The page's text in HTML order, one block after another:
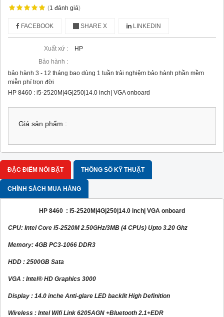
(1 đánh giá)
FACEBOOK SHARE X LINKEDIN
Xuất xứ :
HP
Bảo hành :
bảo hành 3 - 12 tháng bao dùng 1 tuần trải nghiệm bảo hành phần mềm
miễn phí trọn đời
HP 8460 : i5-2520M|4G|250|14.0 inch| VGA onboard
Giá sản phẩm :
ĐẶC ĐIỂM NỔI BẬT THÔNG SỐ KỸ THUẬT
CHÍNH SÁCH MUA HÀNG
HP 8460 : i5-2520M|4G|250|14.0 inch| VGA onboard
CPU: Intel Core i5-2520M 2.50GHz/3MB (4 CPUs) Upto 3.20 Ghz
Memory: 4GB PC3-1066 DDR3
HDD : 2500GB Sata
VGA : Intel® HD Graphics 3000
Display : 14.0 inche Anti-glare LED backlit High Definition
Wireless : Intel Wifi Link 6205AGN +Bluetooth 2.1+EDR